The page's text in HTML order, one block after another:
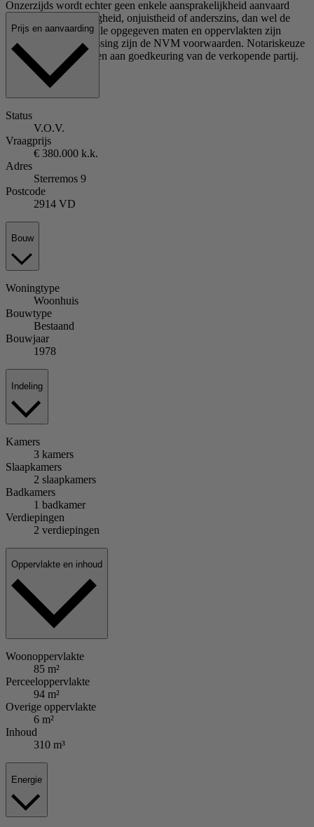
Onzerzijds wordt echter geen enkele aansprakelijkheid aanvaard
voor enige onvolledigheid, onjuistheid of anderszins, dan wel de
gevolgen daarvan. Alle opgegeven maten en oppervlakten zijn
indicatief. Van toepassing zijn de NVM voorwaarden. Notariskeuze
koper is voorbehouden aan goedkeuring van de verkopende partij.
Prijs en aanvaarding
Status
V.O.V.
Vraagprijs
€ 380.000 k.k.
Adres
Sterremos 9
Postcode
2914 VD
Bouw
Woningtype
Woonhuis
Bouwtype
Bestaand
Bouwjaar
1978
Indeling
Kamers
3 kamers
Slaapkamers
2 slaapkamers
Badkamers
1 badkamer
Verdiepingen
2 verdiepingen
Oppervlakte en inhoud
Woonoppervlakte
85 m²
Perceeloppervlakte
94 m²
Overige oppervlakte
6 m²
Inhoud
310 m³
Energie